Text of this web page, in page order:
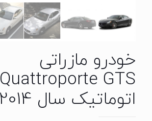
خودرو مازراتی
Quattroporte GTS
اتوماتیک سال 2014